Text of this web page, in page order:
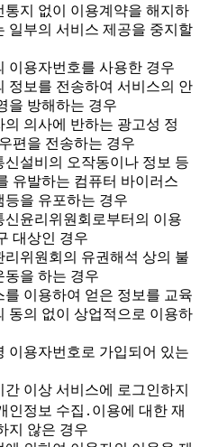
통지 없이 이용계약을 해지하
일부의 서비스 제공을 중지할
이용자번호를 사용한 경우
정보를 전송하여 서비스의 안
을 방해하는 경우
의 의사에 반하는 광고성 정
편을 전송하는 경우
신설비의 오작동이나 정보 등
유발하는 컴퓨터 바이러스
등을 유포하는 경우
신윤리위원회로부터의 이용
대상인 경우
리위원회의 유권해석 상의 불
동을 하는 경우
를 이용하여 얻은 정보를 교육
동의 없이 상업적으로 이용하
이용자번호로 가입되어 있는
간 이상 서비스에 로그인하지
인정보 수집․이용에 대한 재
지 않은 경우